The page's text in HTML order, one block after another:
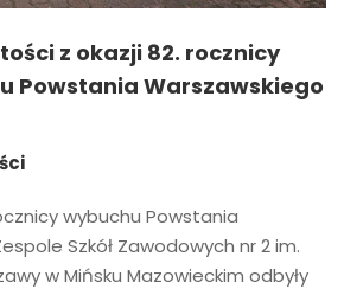
z okazji 82. rocznicy
Powstania Warszawskiego
wybuchu Powstania
Szkół Zawodowych nr 2 im.
w Mińsku Mazowieckim odbyły